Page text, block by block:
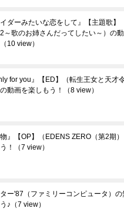
イダーみたいな恋をして』【主題歌】
～歌のお姉さんだってしたい～）の
（10 view）
for you』【ED】（転生王女と天才
動画を楽しもう！
（8 view）
物』【OP】（EDENS ZERO（第2期
！
（7 view）
ー'87（ファミリーコンピュータ）
♪ （7 view）